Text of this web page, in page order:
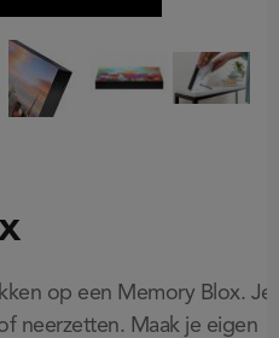
op een Memory Blox. Je
neerzetten. Maak je eigen